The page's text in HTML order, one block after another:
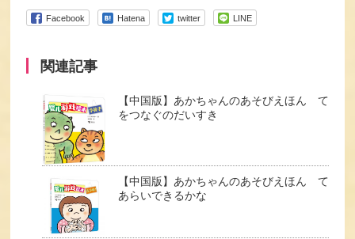
Facebook Hatena twitter LINE
関連記事
【中国版】あかちゃんのあそびえほん て
をつなぐのだいすき
【中国版】あかちゃんのあそびえほん て
あらいできるかな